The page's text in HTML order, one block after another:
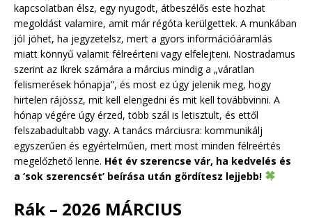
kapcsolatban élsz, egy nyugodt, átbeszélős este hozhat
megoldást valamire, amit már régóta kerülgettek. A munkában
jól jöhet, ha jegyzetelsz, mert a gyors információáramlás
miatt könnyű valamit félreérteni vagy elfelejteni. Nostradamus
szerint az Ikrek számára a március mindig a „váratlan
felismerések hónapja”, és most ez úgy jelenik meg, hogy
hirtelen rájössz, mit kell elengedni és mit kell továbbvinni. A
hónap végére úgy érzed, több szál is letisztult, és ettől
felszabadultabb vagy. A tanács márciusra: kommunikálj
egyszerűen és egyértelműen, mert most minden félreértés
megelőzhető lenne. Hét év szerencse vár, ha kedvelés és
a ‘sok szerencsét’ beírása után gördítesz lejjebb!
Rák – 2026 MÁRCIUS